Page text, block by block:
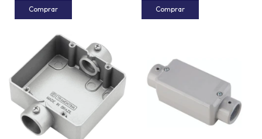
Comprar Comprar